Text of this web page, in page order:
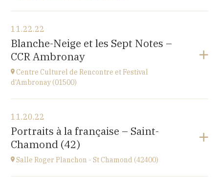
Grange du Douaire, Ottignies (BE)
Espace du Coeur de Ville 2, 1340 Ottignies,
BELGIQUE
Go to site
11.22.22
Blanche-Neige et les Sept Notes –
CCR Ambronay
Centre Culturel de Rencontre et Festival
d'Ambronay (01500)
Place de l'Abbaye
at10H
11.20.22
Portraits à la française – Saint-
Chamond (42)
Salle Roger Planchon - St Chamond (42400)